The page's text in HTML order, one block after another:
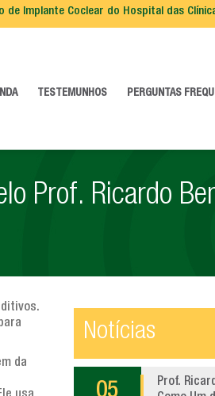
de Implante Coclear do Hospital das
TESTEMUNHOS PERGUNTAS
Prof. Ricardo
da
Notícias
Prof.